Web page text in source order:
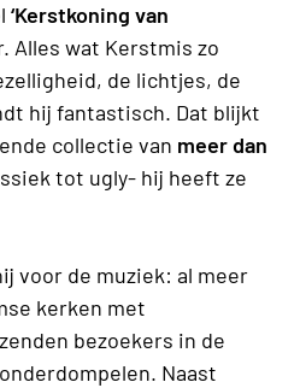
‘Kerstkoning van
Alles wat Kerstmis zo
de lichtjes, de
hij fantastisch. Dat blijkt
collectie van meer dan
tot ugly- hij heeft ze
voor de muziek: al meer
kerken met
bezoekers in de
Naast